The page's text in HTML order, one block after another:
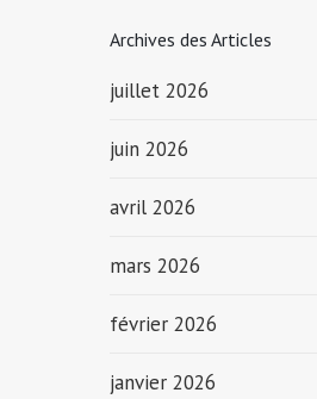
Archives des Articles
juillet 2026
juin 2026
avril 2026
mars 2026
février 2026
janvier 2026